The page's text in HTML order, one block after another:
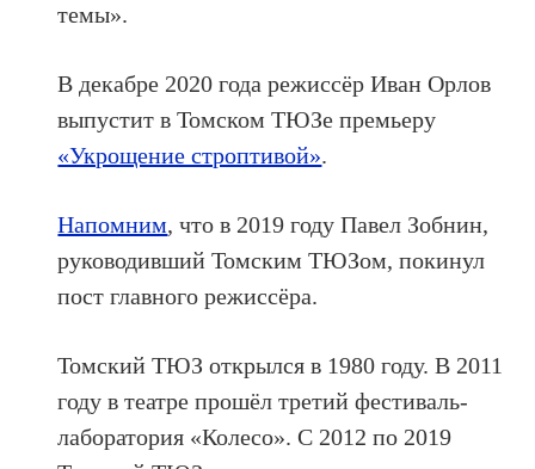
темы».
В декабре 2020 года режиссёр Иван Орлов
выпустит в Томском ТЮЗе премьеру
«Укрощение строптивой».
Напомним, что в 2019 году Павел Зобнин,
руководивший Томским ТЮЗом, покинул
пост главного режиссёра.
Томский ТЮЗ открылся в 1980 году. В 2011
году в театре прошёл третий фестиваль-
лаборатория «Колесо». С 2012 по 2019